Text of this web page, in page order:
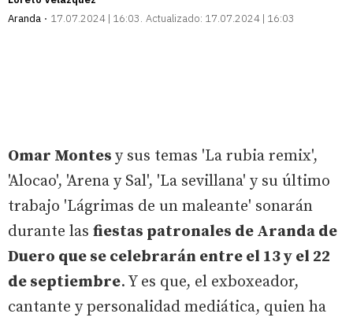
Aranda
17.07.2024 | 16:03 Actualizado: 17.07.2024 | 16:03
Omar Montes y sus temas 'La rubia remix',
'Alocao', 'Arena y Sal', 'La sevillana' y su último
trabajo 'Lágrimas de un maleante' sonarán
durante las fiestas patronales de Aranda de
Duero que se celebrarán entre el 13 y el 22
de septiembre. Y es que, el exboxeador,
cantante y personalidad mediática, quien ha